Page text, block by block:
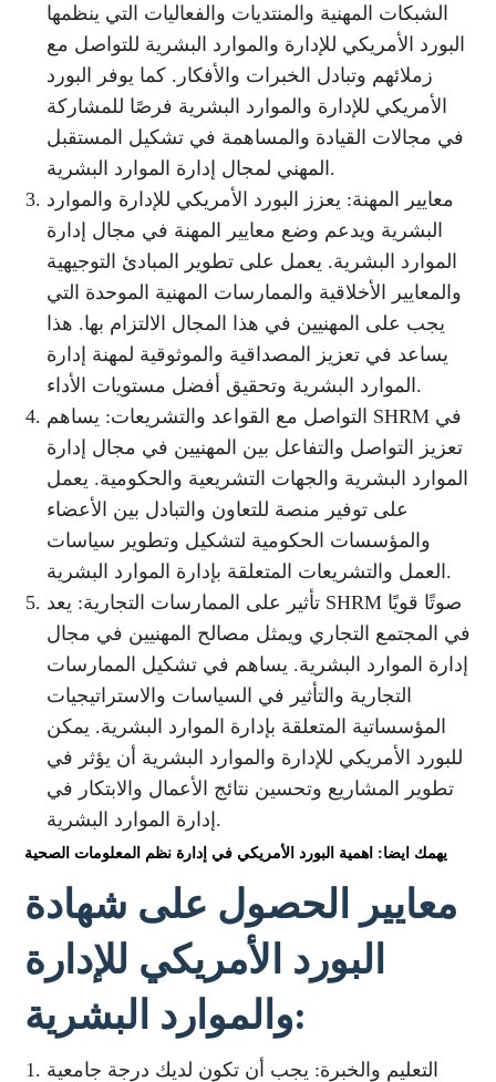
الشبكات المهنية والمنتديات والفعاليات التي ينظمها
البورد الأمريكي للإدارة والموارد البشرية للتواصل مع
زملائهم وتبادل الخبرات والأفكار. كما يوفر البورد
الأمريكي للإدارة والموارد البشرية فرصًا للمشاركة
في مجالات القيادة والمساهمة في تشكيل المستقبل
المهني لمجال إدارة الموارد البشرية.
معايير المهنة: يعزز البورد الأمريكي للإدارة والموارد
البشرية ويدعم وضع معايير المهنة في مجال إدارة
الموارد البشرية. يعمل على تطوير المبادئ التوجيهية
والمعايير الأخلاقية والممارسات المهنية الموحدة التي
يجب على المهنيين في هذا المجال الالتزام بها. هذا
يساعد في تعزيز المصداقية والموثوقية لمهنة إدارة
الموارد البشرية وتحقيق أفضل مستويات الأداء.
التواصل مع القواعد والتشريعات: يساهم SHRM في
تعزيز التواصل والتفاعل بين المهنيين في مجال إدارة
الموارد البشرية والجهات التشريعية والحكومية. يعمل
على توفير منصة للتعاون والتبادل بين الأعضاء
والمؤسسات الحكومية لتشكيل وتطوير سياسات
العمل والتشريعات المتعلقة بإدارة الموارد البشرية.
تأثير على الممارسات التجارية: يعد SHRM صوتًا قويًا
في المجتمع التجاري ويمثل مصالح المهنيين في مجال
إدارة الموارد البشرية. يساهم في تشكيل الممارسات
التجارية والتأثير في السياسات والاستراتيجيات
المؤسساتية المتعلقة بإدارة الموارد البشرية. يمكن
للبورد الأمريكي للإدارة والموارد البشرية أن يؤثر في
تطوير المشاريع وتحسين نتائج الأعمال والابتكار في
إدارة الموارد البشرية.
يهمك ايضا: اهمية البورد الأمريكي في إدارة نظم المعلومات الصحية
معايير الحصول على شهادة
البورد الأمريكي للإدارة
والموارد البشرية:
التعليم والخبرة: يجب أن تكون لديك درجة جامعية